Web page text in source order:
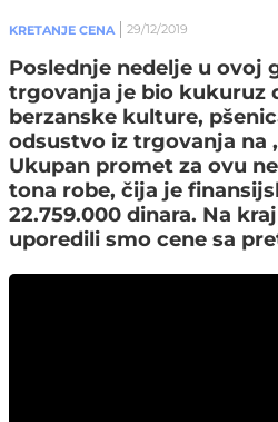
KRETANJE CENA 29/12/2019
Poslednje nedelje u ovoj
trgovanja je bio kukuruz
berzanske kulture,
odsustvo iz trgovanja na
Ukupan promet za ovu
tona robe, čija je
22.759.000 dinara. Na
uporedili smo cene sa